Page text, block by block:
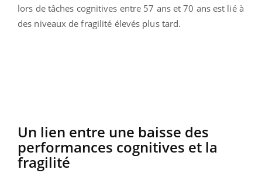
lors de tâches cognitives entre 57 ans et 70 ans est lié à
des niveaux de fragilité élevés plus tard.
Un lien entre une baisse des
performances cognitives et la
fragilité